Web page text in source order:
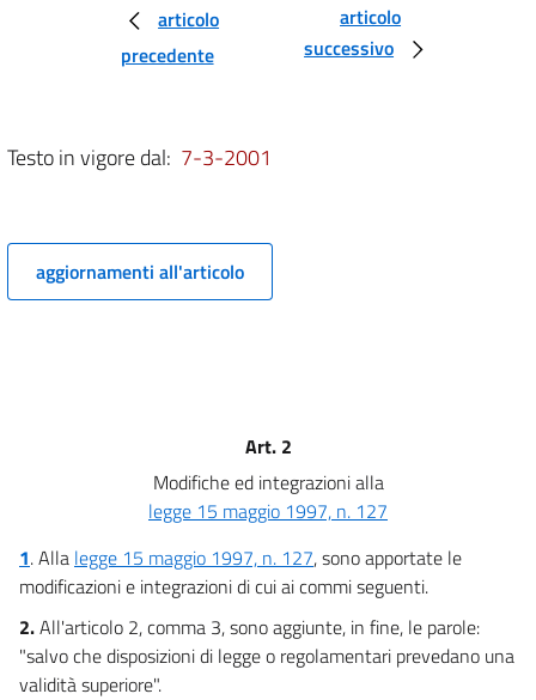
articolo
precedente
articolo
successivo
Testo in vigore dal: 7-3-2001
aggiornamenti all'articolo
Art. 2
Modifiche ed integrazioni alla
legge 15 maggio 1997, n. 127
1.Alla legge 15 maggio 1997, n. 127, sono apportate le
modificazioni e integrazioni di cui ai commi seguenti.
2.All'articolo 2, comma 3, sono aggiunte, in fine, le parole:
"salvo che disposizioni di legge o regolamentari prevedano una
validità superiore".